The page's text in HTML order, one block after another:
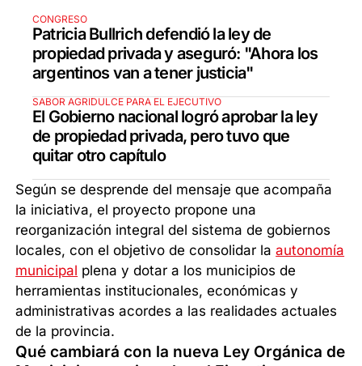
CONGRESO
Patricia Bullrich defendió la ley de
propiedad privada y aseguró: "Ahora los
argentinos van a tener justicia"
SABOR AGRIDULCE PARA EL EJECUTIVO
El Gobierno nacional logró aprobar la ley
de propiedad privada, pero tuvo que
quitar otro capítulo
Según se desprende del mensaje que acompaña
la iniciativa, el proyecto propone una
reorganización integral del sistema de gobiernos
locales, con el objetivo de consolidar laautonomía
municipal plena y dotar a los municipios de
herramientas institucionales, económicas y
administrativas acordes a las realidades actuales
de la provincia.
Qué cambiará con la nueva Ley Orgánica de